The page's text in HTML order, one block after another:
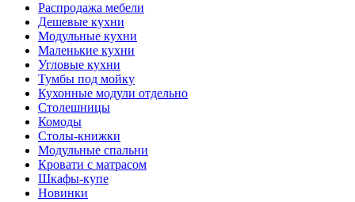
Распродажа мебели
Дешевые кухни
Модульные кухни
Маленькие кухни
Угловые кухни
Тумбы под мойку
Кухонные модули отдельно
Столешницы
Комоды
Столы-книжки
Модульные спальни
Кровати с матрасом
Шкафы-купе
Новинки